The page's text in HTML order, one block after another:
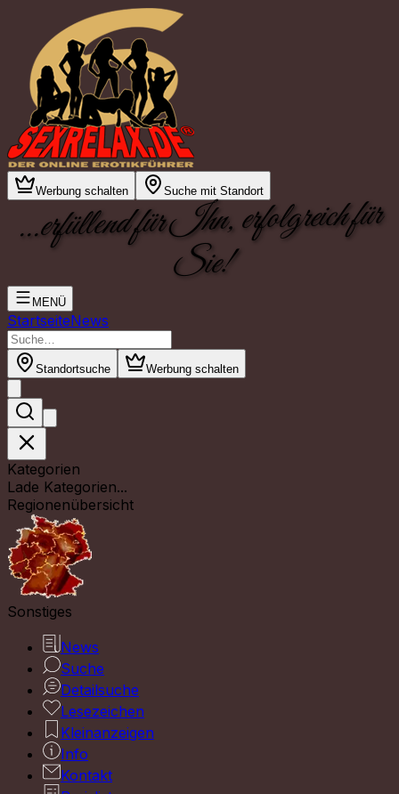
Werbung schalten Suche mit Standort
...erfüllend für Ihn, erfolgreich für
Sie!
MENÜ
StartseiteNews
Standortsuche Werbung schalten
Kategorien
Lade Kategorien...
Regionenübersicht
Sonstiges
News
Suche
Detailsuche
Lesezeichen
Kleinanzeigen
Info
Kontakt